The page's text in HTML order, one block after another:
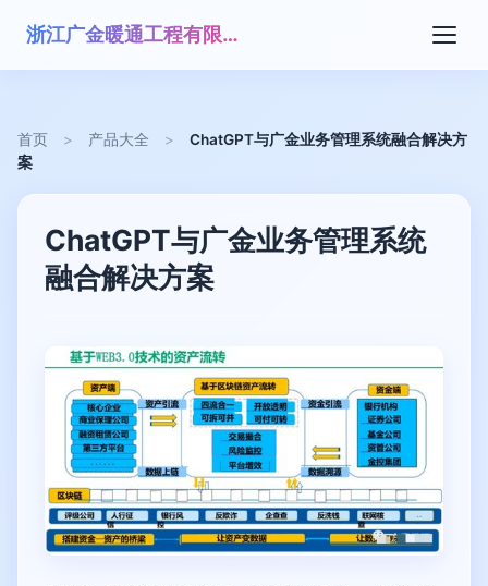
浙江广金暖通工程有限公司
首页 > 产品大全 >
ChatGPT与广金业务管理系统融合解决方
案
ChatGPT与广金业务管理系统
融合解决方案